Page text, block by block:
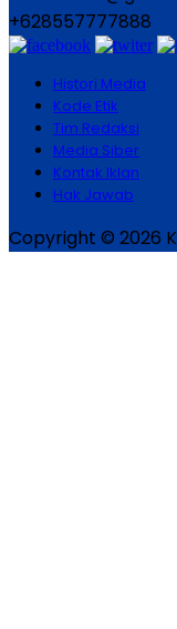
+628557777888
Histori Media
Kode Etik
Tim Redaksi
Media Siber
Kontak Iklan
Hak Jawab
Copyright © 2026